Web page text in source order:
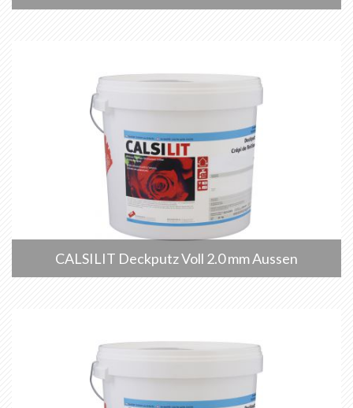
CALSILIT Deckputz Voll 2.0 mm Aussen